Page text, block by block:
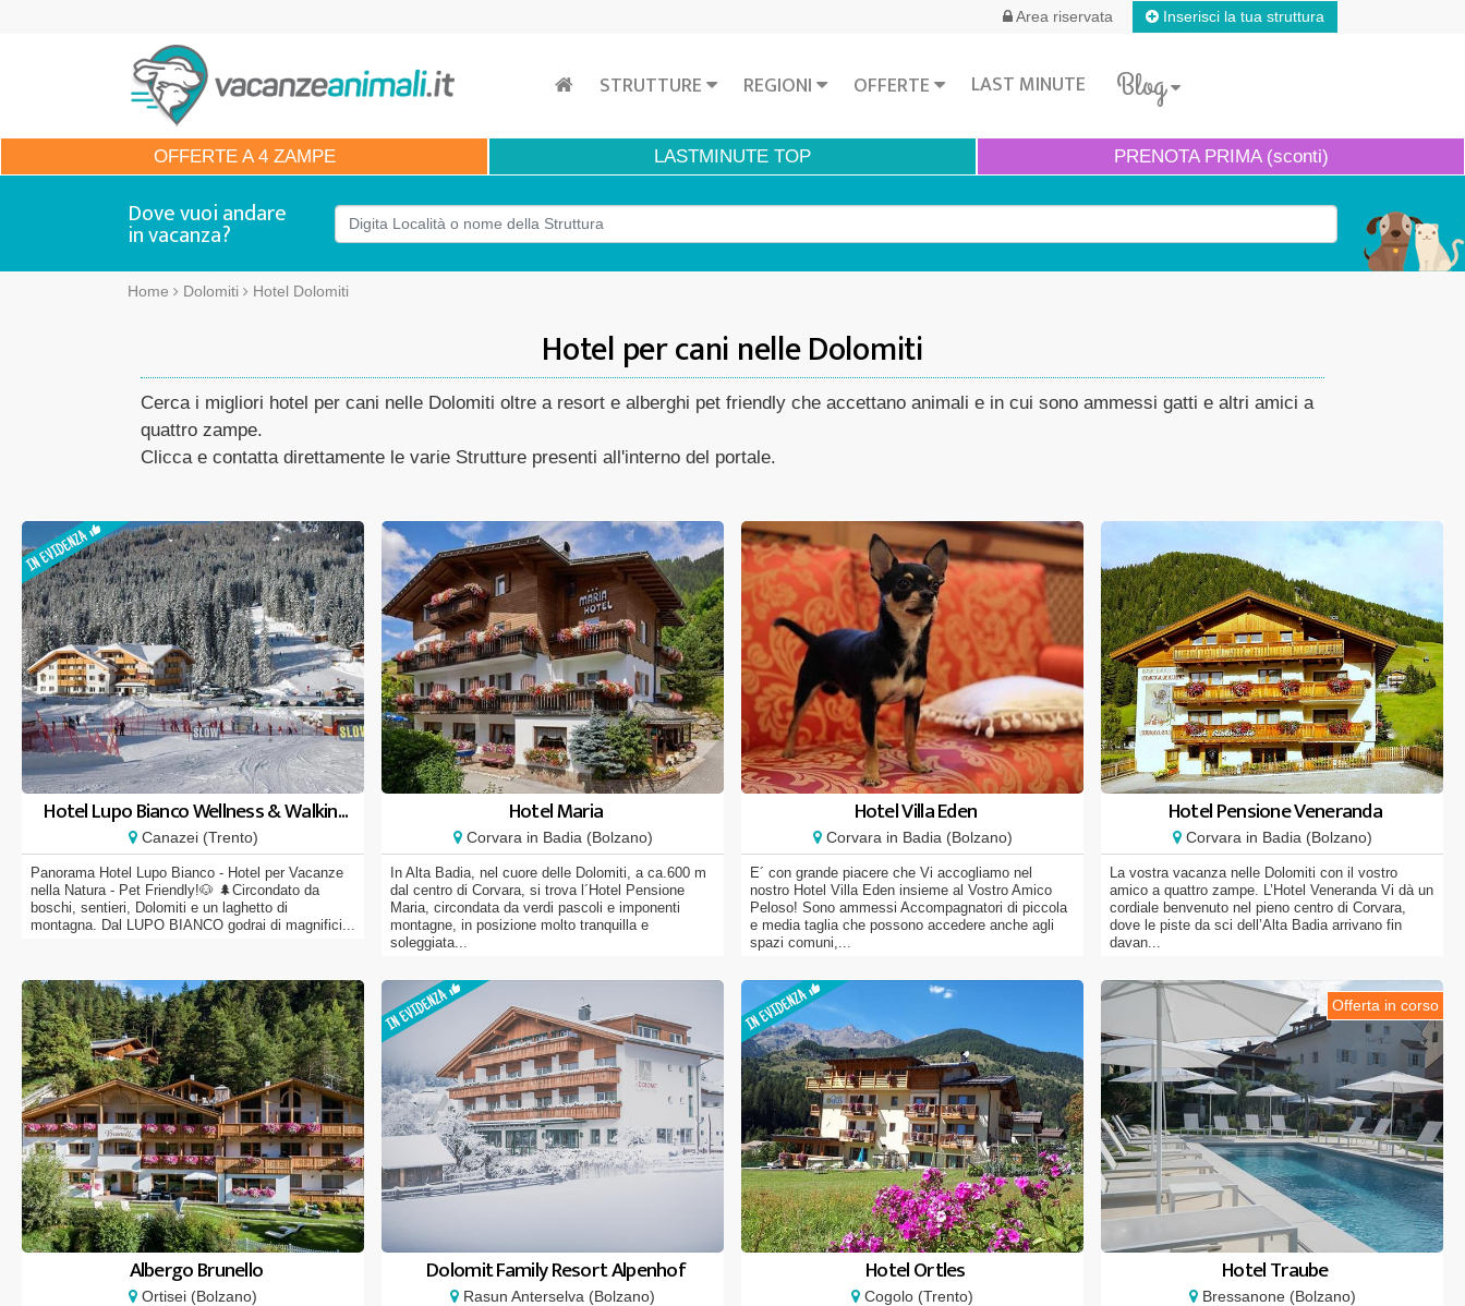
Area riservata Inserisci la tua struttura
STRUTTURE REGIONI OFFERTE LAST MINUTE Blog
OFFERTEA 4 ZAMPE LASTMINUTE TOP PRENOTAPRIMA (sconti)
Dove vuoi andare
in vacanza?
Home Dolomiti Hotel Dolomiti
Hotel per cani nelle Dolomiti
Cerca i migliori hotel per cani nelle Dolomiti oltre a resort e alberghi pet friendly che accettano animali e in cui sono ammessi gatti e altri amici a
quattro zampe.
Clicca e contatta direttamente le varie Strutture presenti all'interno del portale.
Hotel Lupo Bianco Wellness & Walkin...
Canazei (Trento)
Panorama Hotel Lupo Bianco - Hotel per Vacanze
nella Natura - Pet Friendly!🐶 🌲Circondato da
boschi, sentieri, Dolomiti e un laghetto di
montagna. Dal LUPO BIANCO godrai di magnifici...
Hotel Maria
Corvara in Badia (Bolzano)
In Alta Badia, nel cuore delle Dolomiti, a ca.600 m
dal centro di Corvara, si trova l´Hotel Pensione
Maria, circondata da verdi pascoli e imponenti
montagne, in posizione molto tranquilla e
soleggiata...
Hotel Villa Eden
Corvara in Badia (Bolzano)
E´ con grande piacere che Vi accogliamo nel
nostro Hotel Villa Eden insieme al Vostro Amico
Peloso! Sono ammessi Accompagnatori di piccola
e media taglia che possono accedere anche agli
spazi comuni,...
Hotel Pensione Veneranda
Corvara in Badia (Bolzano)
La vostra vacanza nelle Dolomiti con il vostro
amico a quattro zampe. L’Hotel Veneranda Vi dà un
cordiale benvenuto nel pieno centro di Corvara,
dove le piste da sci dell’Alta Badia arrivano fin
davan...
Albergo Brunello
Ortisei (Bolzano)
Dolomit Family Resort Alpenhof
Rasun Anterselva (Bolzano)
Hotel Ortles
Cogolo (Trento)
Offerta in corso
Hotel Traube
Bressanone (Bolzano)